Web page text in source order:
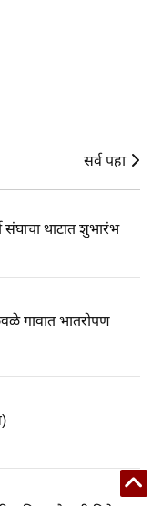
सर्व पहा
संघाचा थाटात शुभारंभ
गावात भातरोपण